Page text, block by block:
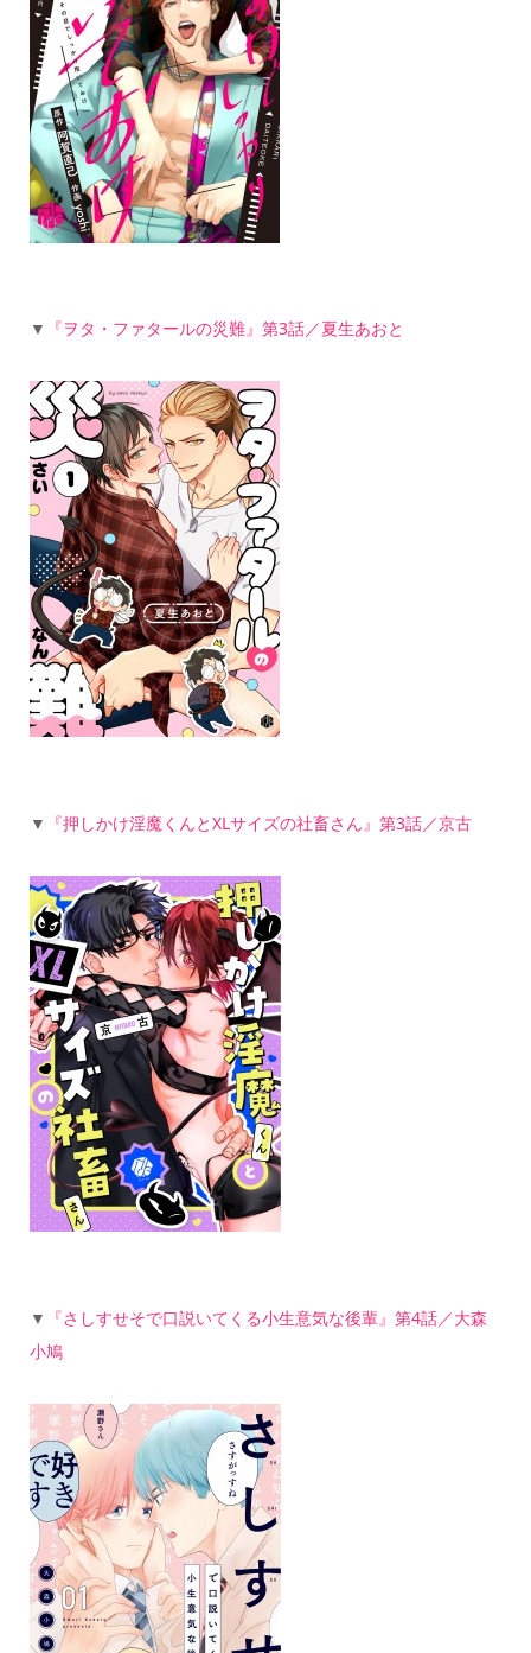
▼ 『ヲタ・ファタールの災難』第3話／夏生あおと
▼ 『押しかけ淫魔くんとXLサイズの社畜さん』第3話／京古
▼ 『さしすせそで口説いてくる小生意気な後輩』第4話／大森
小鳩